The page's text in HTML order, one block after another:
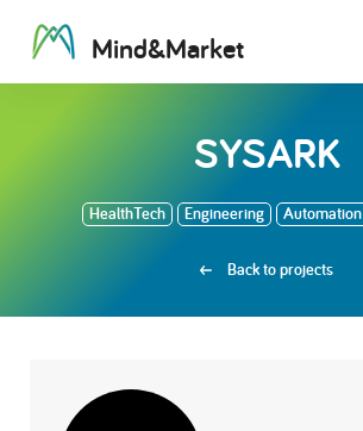
Mind&Market
SYSARK
HealthTech Engineering Automation
Back to projects